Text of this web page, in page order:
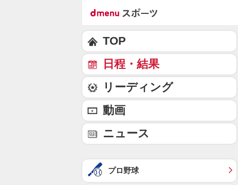
TOP
日程・結果
リーディング
動画
ニュース
プロ野球